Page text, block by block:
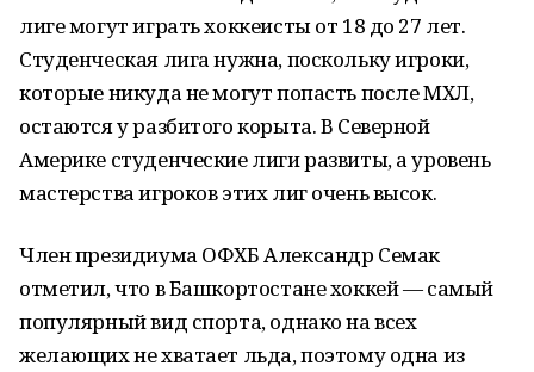
лиге могут играть хоккеисты от 18 до 27 лет.
Студенческая лига нужна, поскольку игроки,
которые никуда не могут попасть после МХЛ,
остаются у разбитого корыта. В Северной
Америке студенческие лиги развиты, а уровень
мастерства игроков этих лиг очень высок.
Член президиума ОФХБ Александр Семак
отметил, что в Башкортостане хоккей — самый
популярный вид спорта, однако на всех
желающих не хватает льда, поэтому одна из